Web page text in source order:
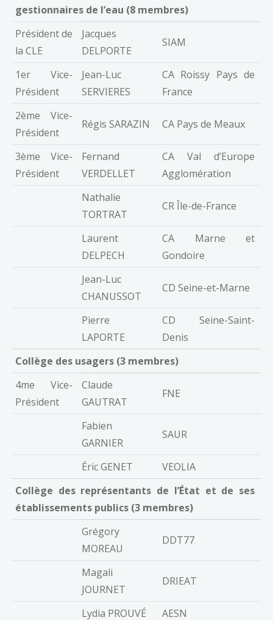
gestionnaires de l’eau (8 membres)
Président de
la CLE
Jacques
DELPORTE
SIAM
1er Vice-
Président
Jean-Luc
SERVIERES
CA Roissy Pays de
France
2ème Vice-
Président
Régis SARAZIN CA Pays de Meaux
3ème Vice-
Président
Fernand
VERDELLET
CA Val d’Europe
Agglomération
Nathalie
TORTRAT
CR Île-de-France
Laurent
DELPECH
CA Marne et
Gondoire
Jean-Luc
CHANUSSOT
CD Seine-et-Marne
Pierre
LAPORTE
CD Seine-Saint-
Denis
Collège des usagers (3 membres)
4me Vice-
Président
Claude
GAUTRAT
FNE
Fabien
GARNIER
SAUR
Éric GENET
VEOLIA
Collège des représentants de l’État et de ses
établissements publics (3 membres)
Grégory
MOREAU
DDT77
Magali
JOURNET
DRIEAT
Lydia PROUVÉ AESN